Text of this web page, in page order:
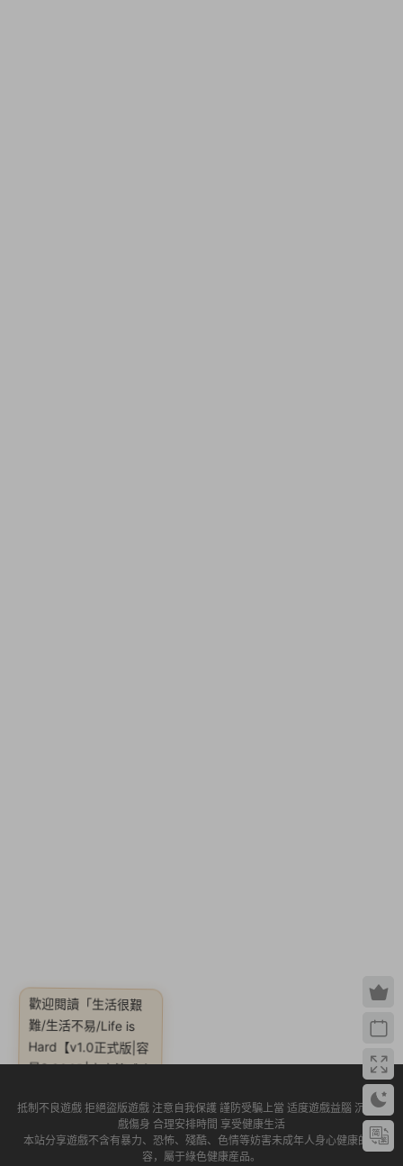
抵制不良遊戲 拒絕盜版遊戲 注意自我保護 謹防受騙上當 适度遊戲益腦 沉迷遊
戲傷身 合理安排時間 享受健康生活
本站分享遊戲不含有暴力、恐怖、殘酷、色情等妨害未成年人身心健康的内
容，屬于綠色健康産品。
歡迎閱讀 「生活很艱
難/生活不易/Life is
Hard【v1.0正式版|容
量2.08GB|官方簡體中